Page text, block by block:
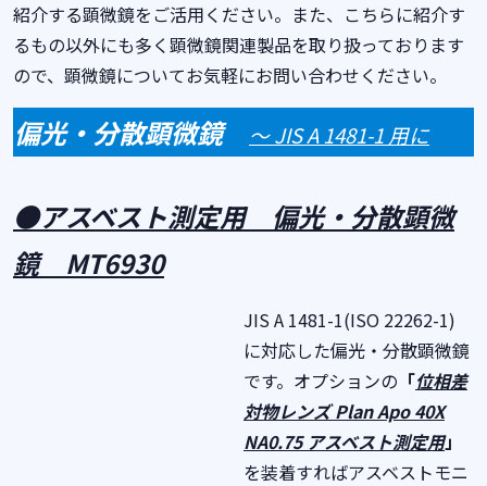
紹介する顕微鏡をご活用ください。また、こちらに紹介す
るもの以外にも多く顕微鏡関連製品を取り扱っております
ので、顕微鏡についてお気軽にお問い合わせください。
偏光・分散顕微鏡 ～JIS A 1481-1 用に
●アスベスト測定用 偏光・分散顕微
鏡 MT6930
JIS A 1481-1(ISO 22262-1)
に対応した偏光・分散顕微鏡
です。オプションの 「位相差
対物レンズPlan Apo 40X
NA0.75アスベスト測定用」
を装着すればアスベストモニ